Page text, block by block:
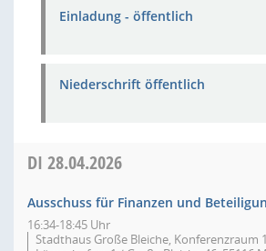
Einladung - öffentlich
Niederschrift öffentlich
DI 28.04.2026
Ausschuss für Finanzen und
16:34-18:45 Uhr
Stadthaus Große Bleiche, Konferenzraum